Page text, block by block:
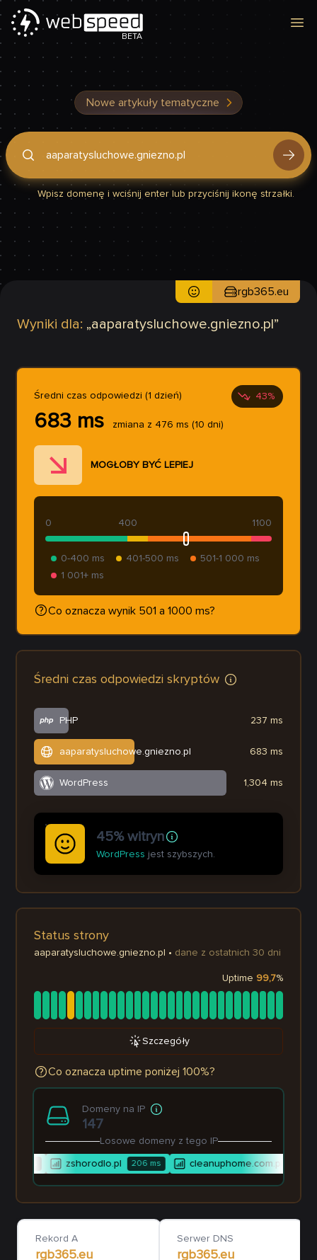
BETA
Nowe artykuły tematyczne
Podaj domenę, by sprawdzić, czy Twoja strona jest szybka
Wpisz domenę i wciśnij enter lub przyciśnij ikonę strzałki.
Wyniki dla: „aaparatysluchowe.gniezno.pl ”
rgb365.eu
Średni czas odpowiedzi (1 dzień) 43%
683 ms zmiana z 476 ms (10 dni)
MOGŁOBY BYĆ LEPIEJ
400
0 1100
0-400 ms 401-500 ms
501-1 000 ms
1 001+ ms
Co oznacza wynik 501 a 1000 ms?
Średni czas odpowiedzi skryptów
PHP
aaparatysluchowe.gniezno.pl
WordPress
237 ms
683 ms
1,304 ms
45% witryn
WordPress jest szybszych.
Status strony
aaparatysluchowe.gniezno.pl • dane z ostatnich 30 dni
Uptime 99,7%
Szczegóły
Co oznacza uptime poniżej 100%?
Domeny na IP
147
Losowe domeny z tego IP
zshorodlo.pl 206ms cleanuphome.com.pl
Rekord A
rgb365.eu
Serwer DNS
rgb365.eu